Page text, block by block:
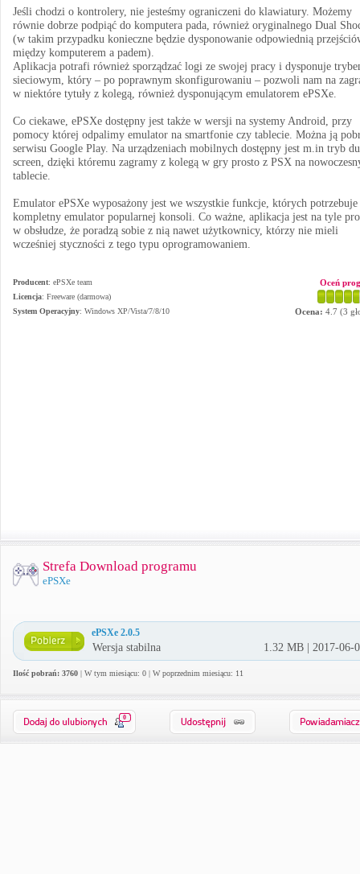
Jeśli chodzi o kontrolery, nie jesteśmy ograniczeni do klawiatury. Możemy
równie dobrze podpiąć do komputera pada, również oryginalnego Dual
(w takim przypadku konieczne będzie dysponowanie odpowiednią
między komputerem a padem).
Aplikacja potrafi również sporządzać logi ze swojej pracy i dysponuje
sieciowym, który – po poprawnym skonfigurowaniu – pozwoli nam na
w niektóre tytuły z kolegą, również dysponującym emulatorem ePSXe.
Co ciekawe, ePSXe dostępny jest także w wersji na systemy Android, przy
pomocy której odpalimy emulator na smartfonie czy tablecie. Można ją
serwisu Google Play. Na urządzeniach mobilnych dostępny jest m.in tryb
screen, dzięki któremu zagramy z kolegą w gry prosto z PSX na
tablecie.
Emulator ePSXe wyposażony jest we wszystkie funkcje, których potrzebuje
kompletny emulator popularnej konsoli. Co ważne, aplikacja jest na tyle
w obsłudze, że poradzą sobie z nią nawet użytkownicy, którzy nie mieli
wcześniej styczności z tego typu oprogramowaniem.
Producent: ePSXe team
Licencja: Freeware (darmowa)
System Operacyjny: Windows XP/Vista/7/8/10
Oceń
Ocena: 4.7 (3
Strefa Download programu
ePSXe
ePSXe 2.0.5
Wersja stabilna 1.32 MB | 2017-06-
Ilość pobrań: 3760 | W tym miesiącu: 0 | W poprzednim miesiącu: 11
0